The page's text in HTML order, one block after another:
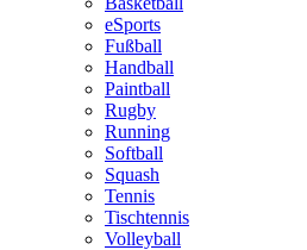
eSports
Fußball
Handball
Paintball
Rugby
Running
Softball
Squash
Tennis
Tischtennis
Volleyball